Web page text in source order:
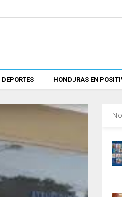
DEPORTES HONDURAS EN